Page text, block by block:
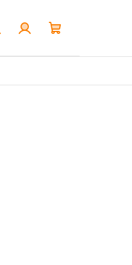
košík